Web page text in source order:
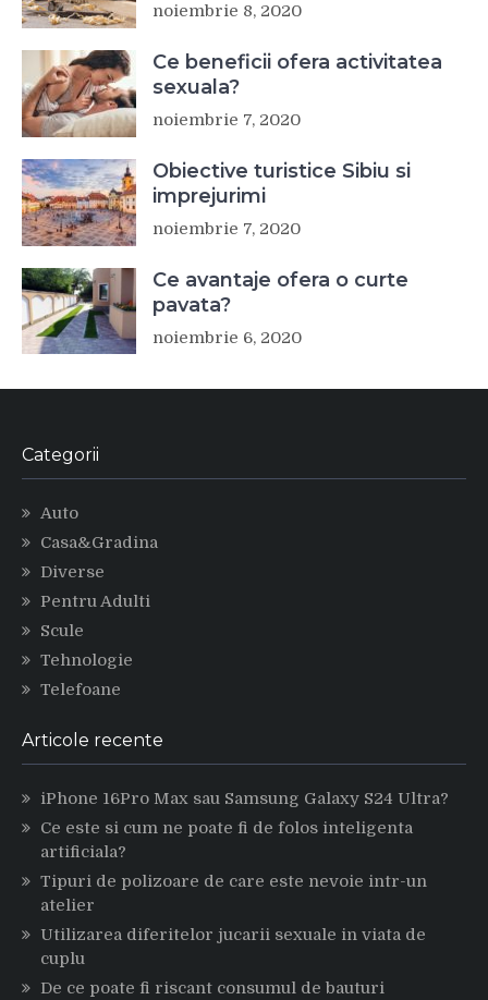
noiembrie 8, 2020
Ce beneficii ofera activitatea
sexuala?
noiembrie 7, 2020
Obiective turistice Sibiu si
imprejurimi
noiembrie 7, 2020
Ce avantaje ofera o curte
pavata?
noiembrie 6, 2020
Categorii
Auto
Casa&Gradina
Diverse
Pentru Adulti
Scule
Tehnologie
Telefoane
Articole recente
iPhone 16Pro Max sau Samsung Galaxy S24 Ultra?
Ce este si cum ne poate fi de folos inteligenta
artificiala?
Tipuri de polizoare de care este nevoie intr-un
atelier
Utilizarea diferitelor jucarii sexuale in viata de
cuplu
De ce poate fi riscant consumul de bauturi